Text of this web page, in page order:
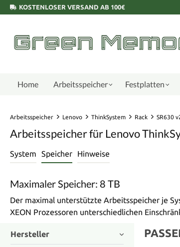
KOSTENLOSER VERSAND AB 100€
Home Arbeitsspeicher Festplatten
Arbeitsspeicher Lenovo ThinkSystem Rack SR630
Arbeitsspeicher für Lenovo
System Speicher Hinweise
Maximaler Speicher: 8 TB
Der maximal unterstützte Arbeitsspeicher je
XEON Prozessoren unterschiedlichen
Hersteller